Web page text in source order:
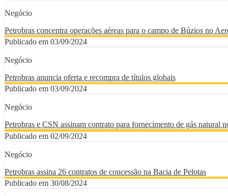
Negócio
Petrobras concentra operações aéreas para o campo de Búzios no
Publicado em 03/09/2024
Negócio
Petrobras anuncia oferta e recompra de títulos globais
Publicado em 03/09/2024
Negócio
Petrobras e CSN assinam contrato para fornecimento de gás natural
Publicado em 02/09/2024
Negócio
Petrobras assina 26 contratos de concessão na Bacia de Pelotas
Publicado em 30/08/2024